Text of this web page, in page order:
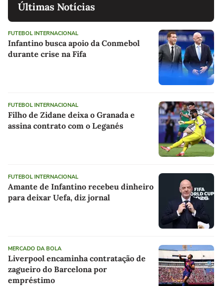
Últimas Notícias
FUTEBOL INTERNACIONAL
Infantino busca apoio da Conmebol
durante crise na Fifa
FUTEBOL INTERNACIONAL
Filho de Zidane deixa o Granada e
assina contrato com o Leganés
FUTEBOL INTERNACIONAL
Amante de Infantino recebeu dinheiro
para deixar Uefa, diz jornal
MERCADO DA BOLA
Liverpool encaminha contratação de
zagueiro do Barcelona por
empréstimo